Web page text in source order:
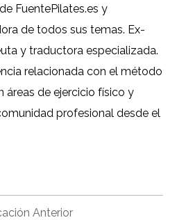
FuentePilates.es y
de todos sus temas. Ex-
y traductora especializada.
relacionada con el método
áreas de ejercicio físico y
profesional desde el
Anterior